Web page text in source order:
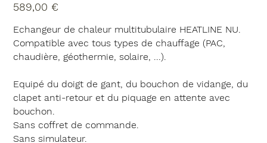
589,00 €
Echangeur de chaleur multitubulaire HEATLINE NU.
Compatible avec tous types de chauffage (PAC,
chaudière, géothermie, solaire, ...).
Equipé du doigt de gant, du bouchon de vidange, du
clapet anti-retour et du piquage en attente avec
bouchon.
Sans coffret de commande.
Sans simulateur.